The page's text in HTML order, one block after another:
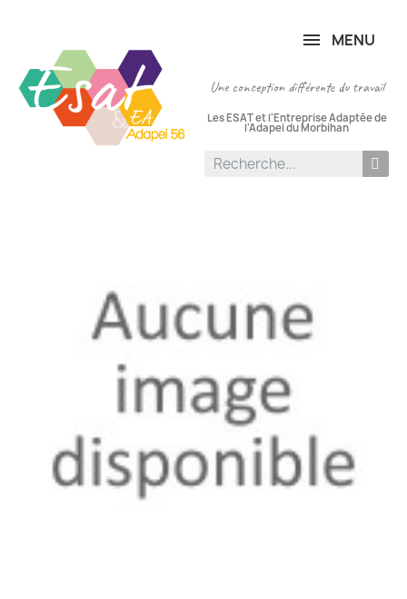
MENU
Une conception différente du travail
Les ESAT et l'Entreprise Adaptée de
l'Adapei du Morbihan